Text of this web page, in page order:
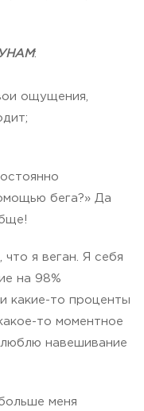
:
ощущения,
бега?» Да
что я веган. Я себя
на 98%
какие-то проценты
то моментное
навешивание
меня